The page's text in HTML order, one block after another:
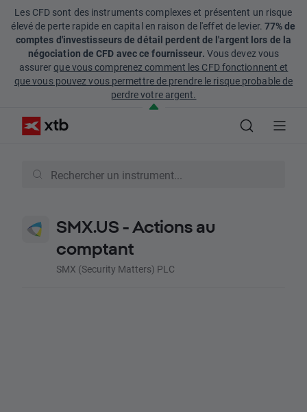
Les CFD sont des instruments complexes et présentent un risque
élevé de perte rapide en capital en raison de l'effet de levier. 77% de
comptes d'investisseurs de détail perdent de l'argent lors de la
négociation de CFD avec ce fournisseur. Vous devez vous
assurerque vous comprenez comment les CFD fonctionnent et
que vous pouvez vous permettre de prendre le risque probable de
perdre votre argent.
SMX.US - Actions au
comptant
SMX (Security Matters) PLC